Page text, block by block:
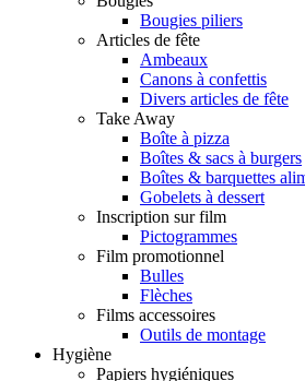
Bougies piliers
Articles de fête
Ambeaux
Canons à confettis
Divers articles de fête
Take Away
Boîte à pizza
Boîtes & sacs à burgers
Boîtes & barquettes
Gobelets à dessert
Inscription sur film
Pictogrammes
Film promotionnel
Bulles
Flèches
Films accessoires
Outils de montage
Hygiène
Papiers hygiéniques